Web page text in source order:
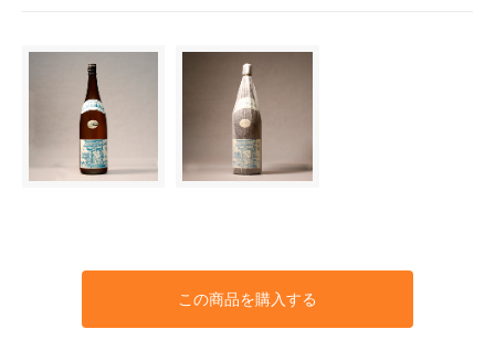
この商品を購入する